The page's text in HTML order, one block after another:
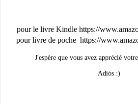
pour le livre Kindle https://
pour livre de poche https://
J'espère que vous avez apprécié
Adiós :)